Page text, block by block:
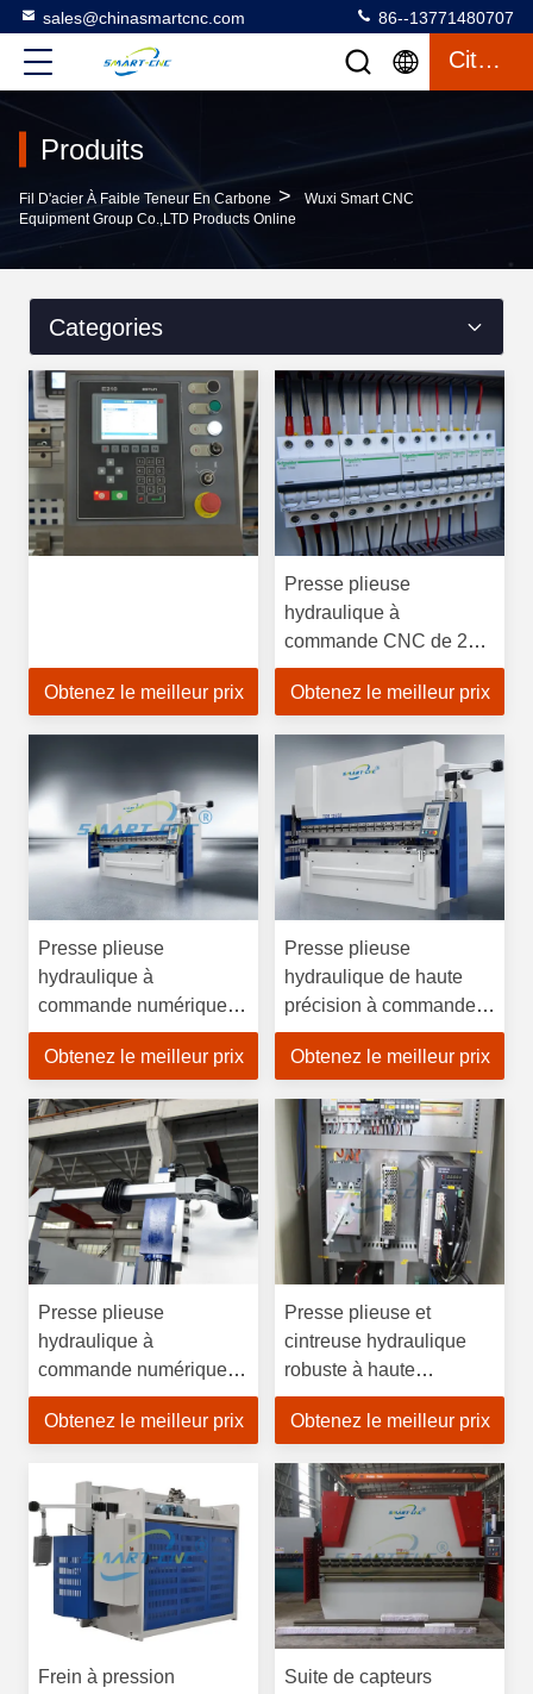
sales@chinasmartcnc.com 86--13771480707
Citation
Produits
Fil D'acier À Faible Teneur En Carbone >
Wuxi Smart CNC
Equipment Group Co.,LTD Products Online
Categories
Obtenez le meilleur prix
Presse plieuse
hydraulique à
commande CNC de 200
tonnes avec construction
en acier inoxydable pour
Obtenez le meilleur prix
Presse plieuse
hydraulique à
commande numérique
pour le pliage d'acier
inoxydable de haute
Obtenez le meilleur prix
Presse plieuse
hydraulique de haute
précision à commande
CNC pour le pliage de
l'acier inoxydable
Obtenez le meilleur prix
Presse plieuse
hydraulique à
commande numérique
avec tonnage élevé pour
le pliage de précision
Obtenez le meilleur prix
Presse plieuse et
cintreuse hydraulique
robuste à haute
précision contrôlée par
CNC
Obtenez le meilleur prix
Frein à pression
Suite de capteurs